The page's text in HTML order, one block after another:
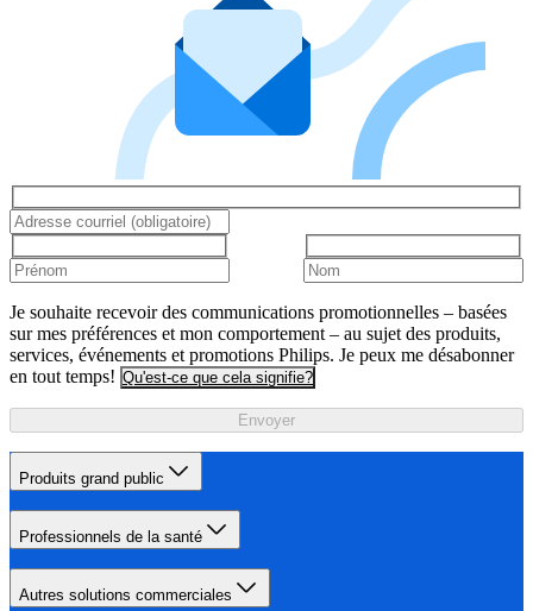
Je souhaite recevoir des communications promotionnelles – basées
sur mes préférences et mon comportement – au sujet des produits,
services, événements et promotions Philips. Je peux me désabonner
en tout temps! Qu'est-ce que cela signifie?
Envoyer
Produits grand public
Professionnels de la santé
Autres solutions commerciales